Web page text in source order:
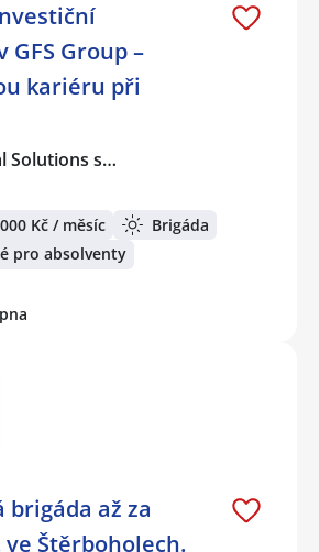
Group –
kariéru při
Solutions s…
Kč / měsíc
Brigáda
pro absolventy
brigáda až za
ve Štěrboholech.